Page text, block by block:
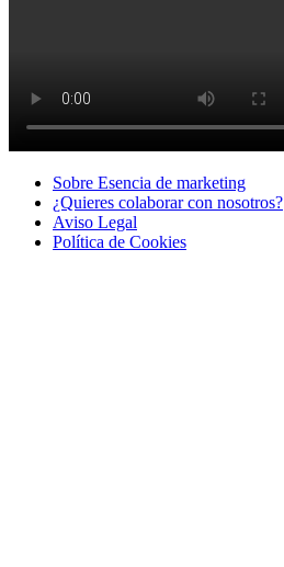
Sobre Esencia de marketing
¿Quieres colaborar con nosotros?
Aviso Legal
Polí­tica de Cookies